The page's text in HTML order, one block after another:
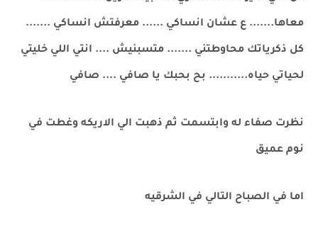
معاها....... ع عشان انساكي ...... معرفتش انساكي .......
كل ذكرياتك محاوطتني ....... متسبنيش .... انتي اللي خليتي
لحياتي حياه........... بح بحبك يا صافي .... صافي
نظرت صفاء له وابتسمت ثم ذهبت الي الاريكه وغطت في
نوم عميق
اما في الصباح التالي في الشرقيه